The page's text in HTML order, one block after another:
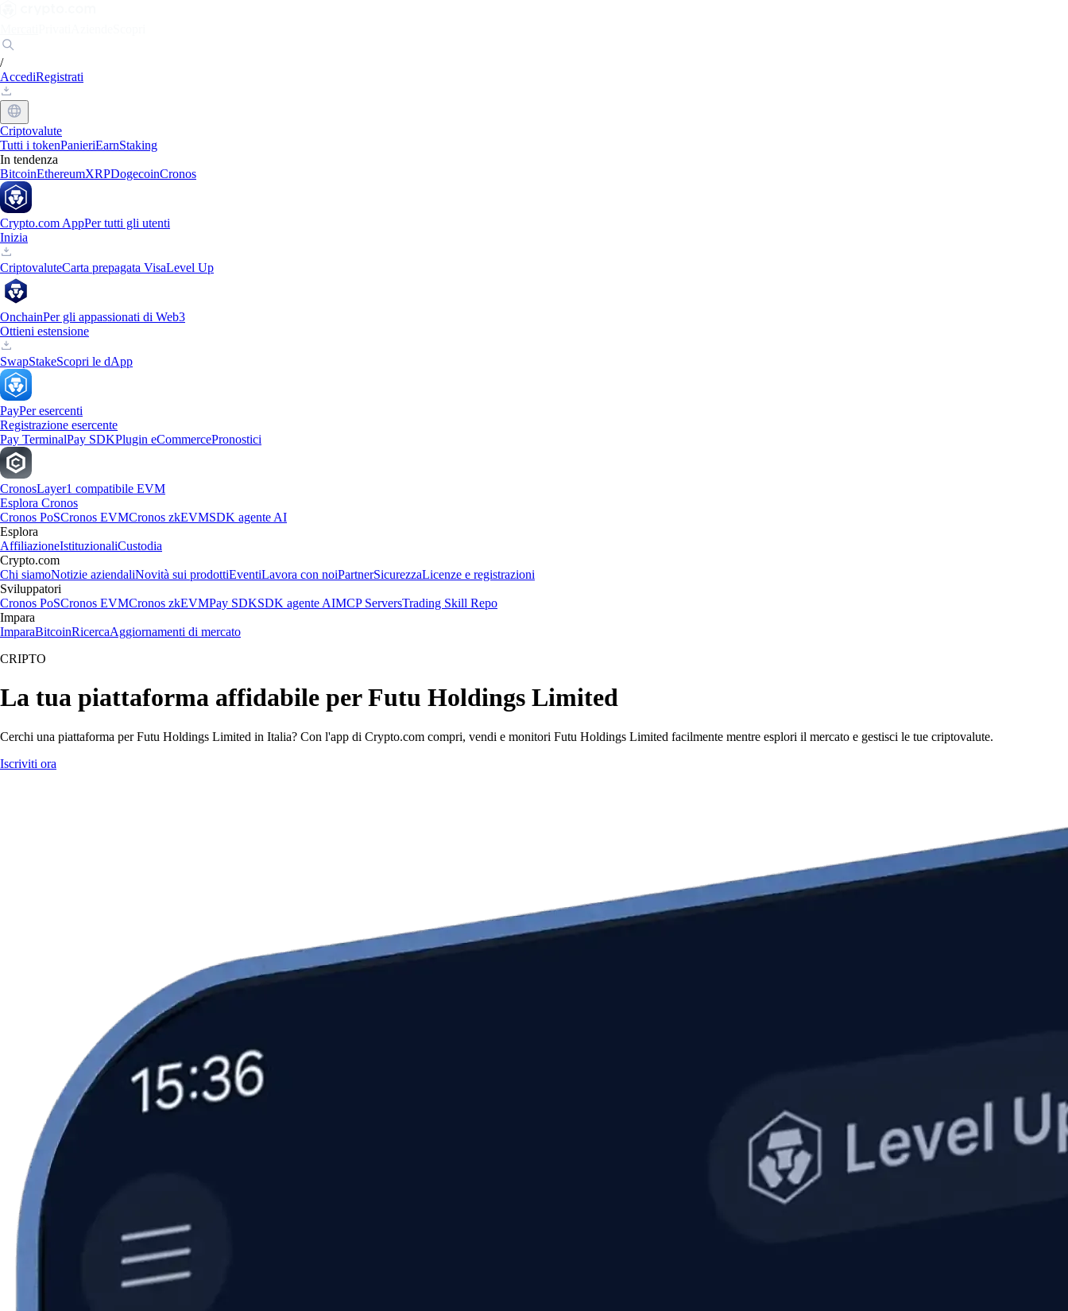
/
AccediRegistrati
Criptovalute
Tutti i tokenPanieriEarnStaking
In tendenza
BitcoinEthereumXRPDogecoinCronos
Crypto.com AppPer tutti gli utenti
Inizia
CriptovaluteCarta prepagata VisaLevel Up
OnchainPer gli appassionati di Web3
Ottieni estensione
SwapStakeScopri le dApp
PayPer esercenti
Registrazione esercente
Pay TerminalPay SDKPlugin eCommercePronostici
CronosLayer1 compatibile EVM
Esplora Cronos
Cronos PoSCronos EVMCronos zkEVMSDK agente AI
Esplora
AffiliazioneIstituzionaliCustodia
Crypto.com
Chi siamoNotizie aziendaliNovità sui prodottiEventiLavora con noiPartnerSicurezzaLicenze e registrazioni
Sviluppatori
Cronos PoSCronos EVMCronos zkEVMPay SDKSDK agente AIMCP ServersTrading Skill Repo
Impara
ImparaBitcoinRicercaAggiornamenti di mercato
CRIPTO
La tua piattaforma affidabile per Futu Holdings Limited
Cerchi una piattaforma per Futu Holdings Limited in Italia? Con l'app di Crypto.com compri, vendi e monitori Futu Holdings Limited facilmente mentre esplori il mercato e gestisci le tue criptovalute.
Iscriviti ora